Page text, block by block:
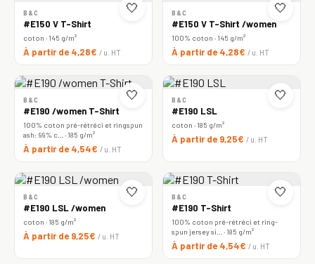
🤍
B&C
#E150 V T-Shirt
coton · 145 g/m²
À partir de 4,28€ / u. HT
🤍
B&C
#E150 V T-Shirt /women
100% coton · 145 g/m²
À partir de 4,28€ / u. HT
🤍
B&C
#E190 /women T-Shirt
100% coton pré-rétréci et ringspun
ash: 99% c… · 185 g/m²
À partir de 4,54€ / u. HT
🤍
B&C
#E190 LSL
coton · 185 g/m²
À partir de 9,25€ / u. HT
🤍
B&C
#E190 LSL /women
coton · 185 g/m²
À partir de 9,25€ / u. HT
🤍
B&C
#E190 T-Shirt
100% coton pré-rétréci et ring-
spun jersey si… · 185 g/m²
À partir de 4,54€ / u. HT